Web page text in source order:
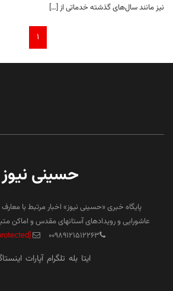
نیز مانند سال‌های گذشته خدماتی از […]
۱
حسینی نیوز
پایگاه خبری «حسینی نیوز» اخبار مرتبط با
عاشورایی و رویدادهای آستانهای مقدس و اماکن
۰۰۹۸۹۱۲۱۵۱۲۲۶۳
[email protected]
ایتا بله تلگرام آپارات